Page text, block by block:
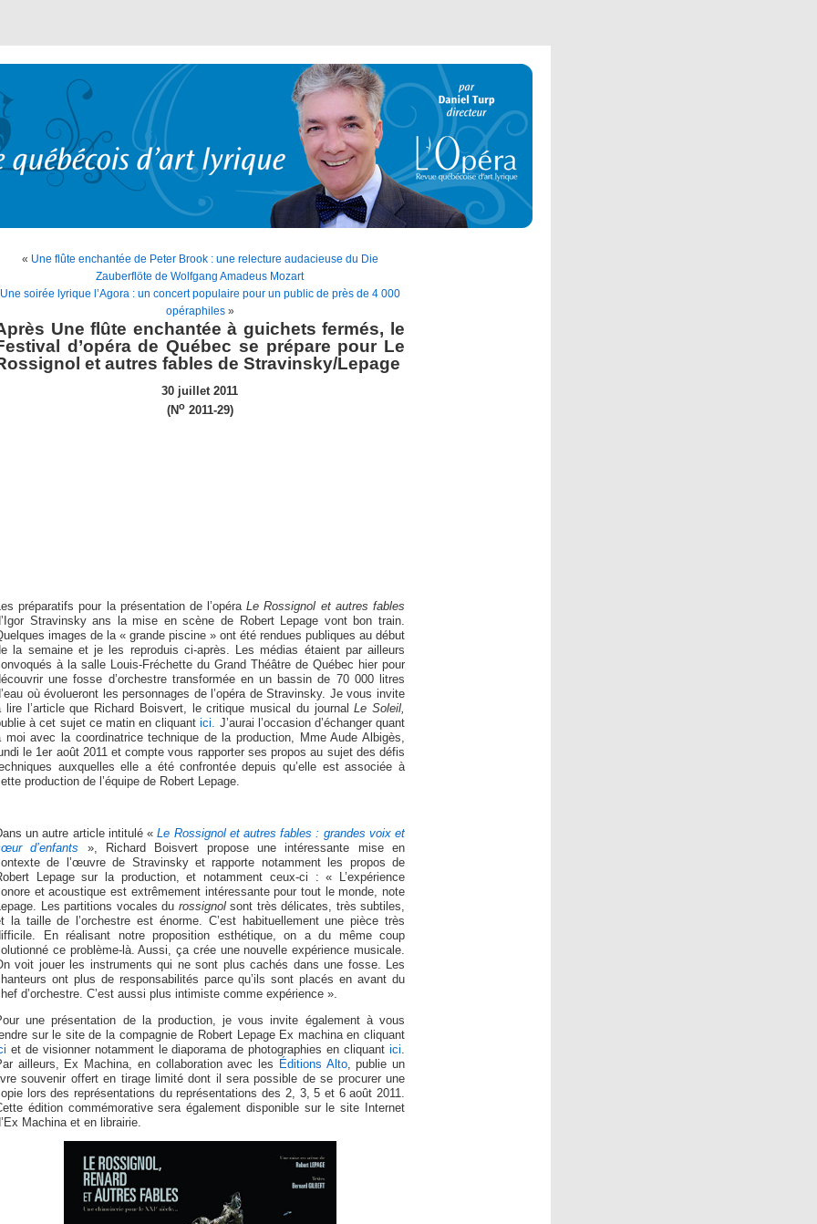
« Une flûte enchantée de Peter Brook : une relecture audacieuse du Die
Zauberflöte de Wolfgang Amadeus Mozart
Une soirée lyrique l’Agora : un concert populaire pour un public de près de 4 000
opéraphiles»
Une flûte enchantée à guichets fermés, le
d’opéra de Québec se prépare pour Le
et autres fables de Stravinsky/Lepage
30 juillet 2011
(No2011-29)
préparatifs pour la présentation de l’opéraLe Rossignol et autres fables
Stravinsky ans la mise en scène de Robert Lepage vont bon train.
images de la « grande piscine » ont été rendues publiques au début
la semaine et je les reproduis ci-après. Les médias étaient par ailleurs
à la salle Louis-Fréchette du Grand Théâtre de Québec hier pour
une fosse d’orchestre transformée en un bassin de 70 000 litres
où évolueront les personnages de l’opéra de Stravinsky. Je vous invite
lire l’article que Richard Boisvert, le critique musical du journalLe Soleil,
à cet sujet ce matin en cliquantici. J’aurai l’occasion d’échanger quant
moi avec la coordinatrice technique de la production, Mme Aude Albigès,
le 1er août 2011 et compte vous rapporter ses propos au sujet des défis
auxquelles elle a été confrontée depuis qu’elle est associée à
production de l’équipe de Robert Lepage.
un autre article intitulé «Le Rossignol et autres fables : grandes voix et
d’enfants », Richard Boisvert propose une intéressante mise en
de l’œuvre de Stravinsky et rapporte notamment les propos de
Lepage sur la production, et notamment ceux-ci : « L’expérience
et acoustique est extrêmement intéressante pour tout le monde, note
Les partitions vocales du rossignol sont très délicates, très subtiles,
la taille de l’orchestre est énorme. C’est habituellement une pièce très
En réalisant notre proposition esthétique, on a du même coup
ce problème-là. Aussi, ça crée une nouvelle expérience musicale.
voit jouer les instruments qui ne sont plus cachés dans une fosse. Les
ont plus de responsabilités parce qu’ils sont placés en avant du
d’orchestre. C’est aussi plus intimiste comme expérience ».
une présentation de la production, je vous invite également à vous
sur le site de la compagnie de Robert Lepage Ex machina en cliquant
et de visionner notamment le diaporama de photographies en cliquant ici
ailleurs, Ex Machina, en collaboration avec les
Éditions Alto, publie un
souvenir offert en tirage limité dont il sera possible de se procurer une
lors des représentations du représentations des 2, 3, 5 et 6 août 2011.
édition commémorative sera également disponible sur le site Internet
Machina et en librairie.